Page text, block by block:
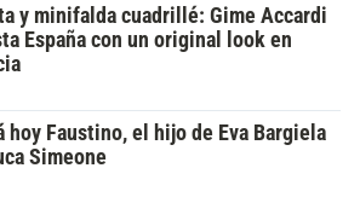
y minifalda cuadrillé: Gime Accardi
España con un original look en
hoy Faustino, el hijo de Eva Bargiela
Simeone